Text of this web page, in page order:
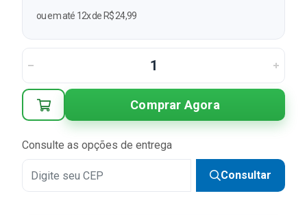
ou em até 12x de R$ 24,99
Comprar Agora
Consulte as opções de entrega
Consultar